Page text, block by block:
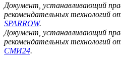
Документ, устанавливающий
рекомендательных технологий
SPARROW.
Документ, устанавливающий
рекомендательных технологий
СМИ24.